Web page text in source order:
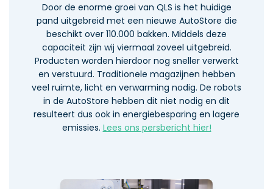
Door de enorme groei van QLS is het huidige
pand uitgebreid met een nieuwe AutoStore die
beschikt over 110.000 bakken. Middels deze
capaciteit zijn wij viermaal zoveel uitgebreid.
Producten worden hierdoor nog sneller verwerkt
en verstuurd. Traditionele magazijnen hebben
veel ruimte, licht en verwarming nodig. De robots
in de AutoStore hebben dit niet nodig en dit
resulteert dus ook in energiebesparing en lagere
emissies. Lees ons persbericht hier!